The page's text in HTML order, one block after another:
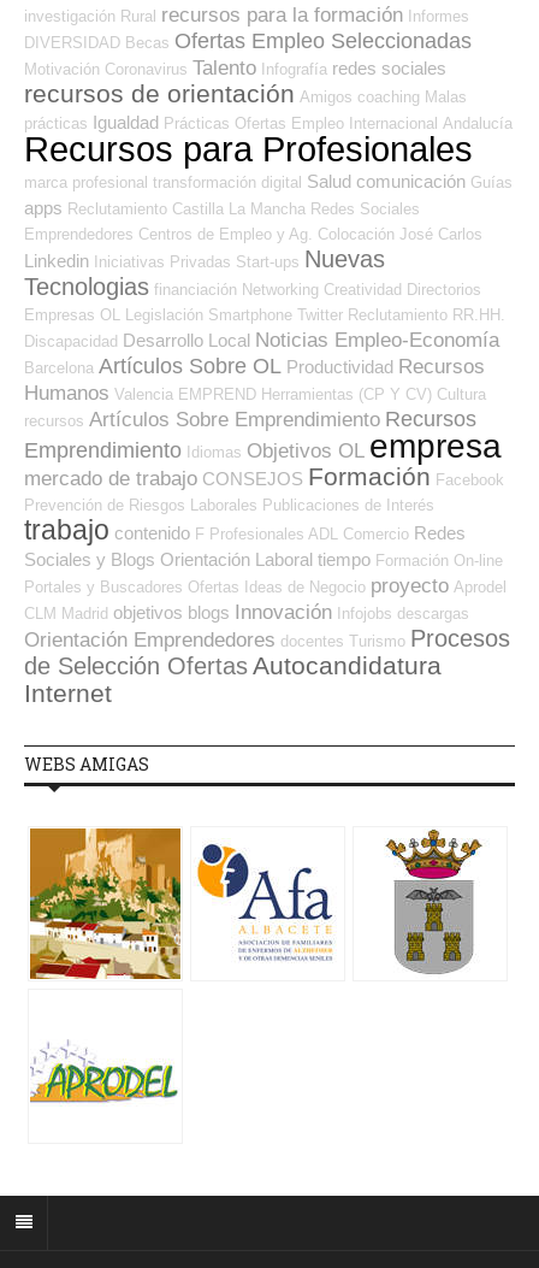
investigación Rural recursos para la formación Informes
DIVERSIDAD Becas Ofertas Empleo Seleccionadas
Motivación Coronavirus Talento Infografía redes sociales
recursos de orientación Amigos coaching Malas
prácticas Igualdad Prácticas Ofertas Empleo Internacional Andalucía
Recursos para Profesionales
marca profesional transformación digital Salud comunicación Guías
apps Reclutamiento Castilla La Mancha Redes Sociales
Emprendedores Centros de Empleo y Ag. Colocación José Carlos
Linkedin Iniciativas Privadas Start-ups Nuevas
Tecnologias financiación Networking Creatividad Directorios
Empresas OL
Legislación Smartphone Twitter Reclutamiento RR.HH.
Discapacidad Desarrollo Local Noticias Empleo-Economía
Barcelona Artículos Sobre OL Productividad Recursos
Humanos Valencia EMPREND Herramientas (CP Y CV) Cultura
recursos Artículos Sobre Emprendimiento Recursos
Emprendimiento Idiomas Objetivos OL empresa
mercado de trabajo CONSEJOS Formación Facebook
Prevención de Riesgos Laborales Publicaciones de Interés
trabajo contenido F Profesionales ADL Comercio Redes
Sociales y Blogs Orientación Laboral tiempo Formación On-line
Portales y Buscadores Ofertas Ideas de Negocio proyecto Aprodel
CLM Madrid objetivos blogs Innovación Infojobs descargas
Orientación Emprendedores docentes Turismo Procesos
de Selección OfertasAutocandidatura
Internet
WEBS AMIGAS